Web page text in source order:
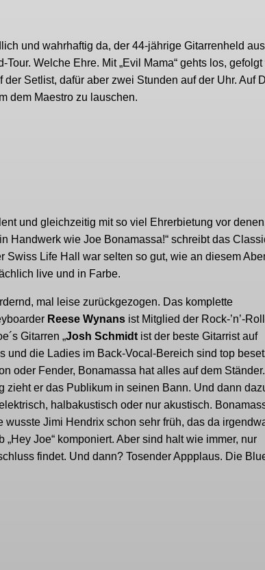
und wahrhaftig da, der 44-jährige Gitarrenheld
Welche Ehre. Mit „Evil Mama“ gehts los, gefolgt
der Setlist, dafür aber zwei Stunden auf der Uhr. Auf
dem Maestro zu lauschen.
und gleichzeitig mit so viel Ehrerbietung vor
Handwerk wie Joe Bonamassa!“ schreibt das
Life Hall war selten so gut, wie an diesem
live und in Farbe.
mal leise zurückgezogen. Das komplette
Reese Wynans ist Mitglied der Rock-’n’-
Gitarren „Josh Schmidt ist der beste Gitarrist auf
und die Ladies im Back-Vocal-Bereich sind top
oder Fender, Bonamassa hat alles auf dem Ständer.
er das Publikum in seinen Bann. Und dann
halbakustisch oder nur akustisch.
Jimi Hendrix schon sehr früh, das da
Joe“ komponiert. Aber sind halt wie immer, nur
findet. Und dann? Tosender Appplaus. Die